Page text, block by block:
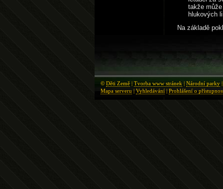
takže
hlukových
Na základě
© Děti Země | Tvorba www stránek | Národní parky
Mapa serveru | Vyhledávání | Prohlášení o